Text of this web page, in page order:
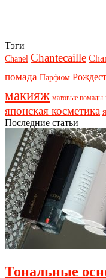
Тэги
Chanel Chantecaille
помада Парфюм
макияж матовые помады
японская косметика
Последние статьи
Тональные